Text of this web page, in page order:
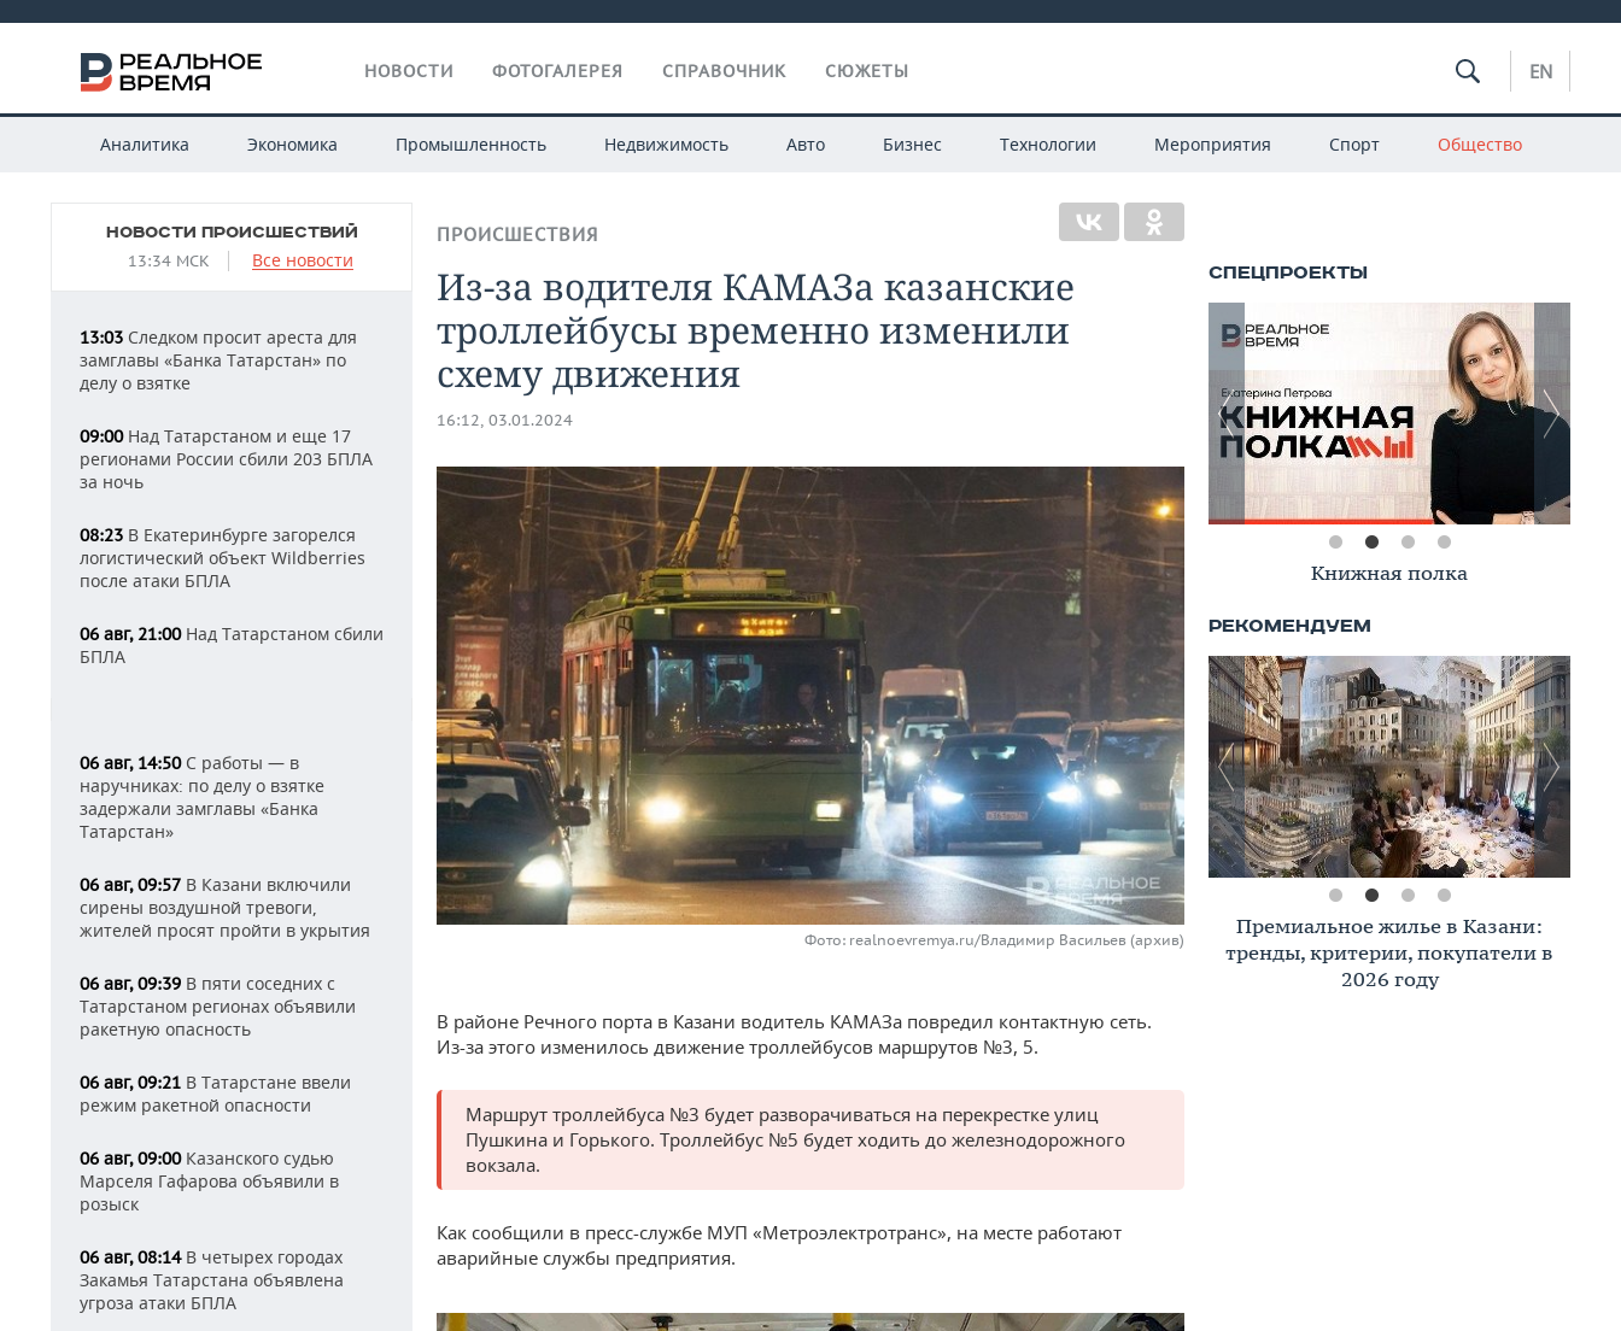
НОВОСТИ ФОТОГАЛЕРЕЯ СПРАВОЧНИК СЮЖЕТЫ EN
Аналитика Экономика Промышленность Недвижимость Авто Бизнес Технологии Мероприятия Спорт Общество
НОВОСТИ ПРОИСШЕСТВИЙ
13:34 МСК Все новости
13:03 Следком просит ареста для
замглавы «Банка Татарстан» по
делу о взятке
09:00Над Татарстаном и еще 17
регионами России сбили 203 БПЛА
за ночь
08:23 В Екатеринбурге загорелся
логистический объект Wildberries
после атаки БПЛА
06 авг, 21:00Над Татарстаном сбили
БПЛА
06 авг, 14:50С работы — в
наручниках: по делу о взятке
задержали замглавы «Банка
Татарстан»
06 авг, 09:57 В Казани включили
сирены воздушной тревоги,
жителей просят пройти в укрытия
06 авг, 09:39 В пяти соседних с
Татарстаном регионах объявили
ракетную опасность
06 авг, 09:21 В Татарстане ввели
режим ракетной опасности
06 авг, 09:00Казанского судью
Марселя Гафарова объявили в
розыск
06 авг, 08:14В четырех городах
Закамья Татарстана объявлена
угроза атаки БПЛА
ПРОИСШЕСТВИЯ
Из-за водителя КАМАЗа казанские
троллейбусы временно изменили
схему движения
16:12, 03.01.2024
Фото: realnoevremya.ru/Владимир Васильев (архив)
В районе Речного порта в Казани водитель КАМАЗа повредил контактную сеть.
Из-за этого изменилось движение троллейбусов маршрутов №3, 5.
Маршрут троллейбуса №3 будет разворачиваться на перекрестке улиц
Пушкина и Горького. Троллейбус №5 будет ходить до железнодорожного
вокзала.
Как сообщили в пресс-службе МУП «Метроэлектротранс», на месте работают
аварийные службы предприятия.
Книжная полка
Премиальное жилье в Казани:
тренды, критерии, покупатели в
2026 году